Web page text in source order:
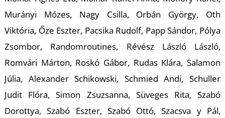
Murányi Mózes, Nagy Csilla, Orbán György, Oth
Viktória, Őze Eszter, Pacsika Rudolf, Papp Sándor, Pólya
Zsombor, Randomroutines, Révész László László,
Romvári Márton, Roskó Gábor, Rudas Klára, Salamon
Júlia, Alexander Schikowski, Schmied Andi, Schuller
Judit Flóra, Simon Zsuzsanna, Süveges Rita, Szabó
Dorottya, Szabó Eszter, Szabó Ottó, Szacsva y Pál,